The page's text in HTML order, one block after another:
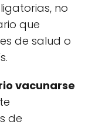
no
que
de salud o
vacunarse
de